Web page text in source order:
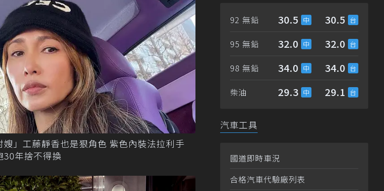
嫂」工藤靜香也是狠角色 紫色內裝法拉利手
30年捨不得換
92 無鉛 30.5 30.5
95 無鉛 32.0 32.0
98 無鉛 34.0 34.0
柴油 29.3 29.1
汽車工具
國道即時車況
合格汽車代驗廠列表